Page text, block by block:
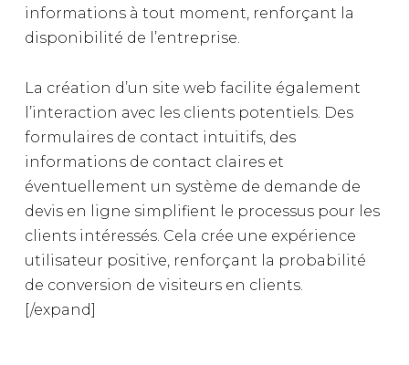
informations à tout moment, renforçant la
disponibilité de l’entreprise.
La création d’un site web facilite également
l’interaction avec les clients potentiels. Des
formulaires de contact intuitifs, des
informations de contact claires et
éventuellement un système de demande de
devis en ligne simplifient le processus pour les
clients intéressés. Cela crée une expérience
utilisateur positive, renforçant la probabilité
de conversion de visiteurs en clients.
[/expand]